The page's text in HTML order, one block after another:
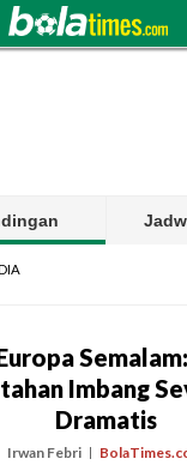
Imbang
Dramatis
Irwan Febri